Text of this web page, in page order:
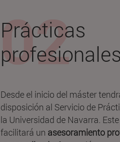
Prácticas
profesionales
Desde el inicio del máster
disposición al Servicio de
la Universidad de Navarra.
facilitará un asesoramiento